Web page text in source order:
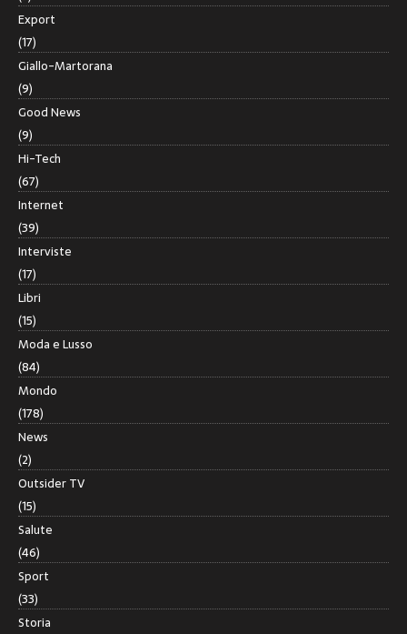
Export
(17)
Giallo-Martorana
(9)
Good News
(9)
Hi-Tech
(67)
Internet
(39)
Interviste
(17)
Libri
(15)
Moda e Lusso
(84)
Mondo
(178)
News
(2)
Outsider TV
(15)
Salute
(46)
Sport
(33)
Storia